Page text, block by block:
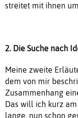
streitet mit ihnen
2. Die Suche nach
Meine zweite
dem von mir
Zusammenhang
Das will ich kurz
lange, nun schon